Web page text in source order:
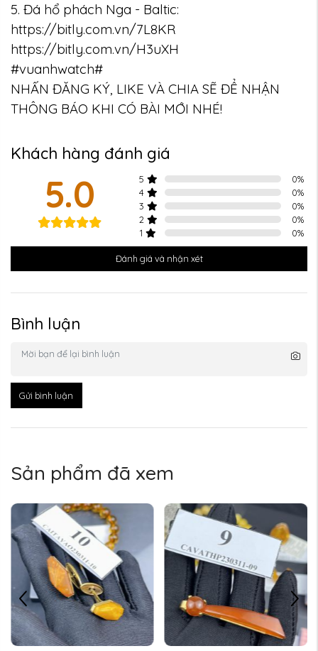
5. Đá hổ phách Nga - Baltic:
https://bitly.com.vn/7L8KR
https://bitly.com.vn/H3uXH
#vuanhwatch#
NHẤN ĐĂNG KÝ, LIKE VÀ CHIA SẼ ĐỂ NHẬN
THÔNG BÁO KHI CÓ BÀI MỚI NHÉ!
Khách hàng đánh giá
5.0 5 0%
4
0%
3
0%
2
0%
1
0%
Đánh giá và nhận xét
Bình luận
Gửi bình luận
Sản phẩm đã xem